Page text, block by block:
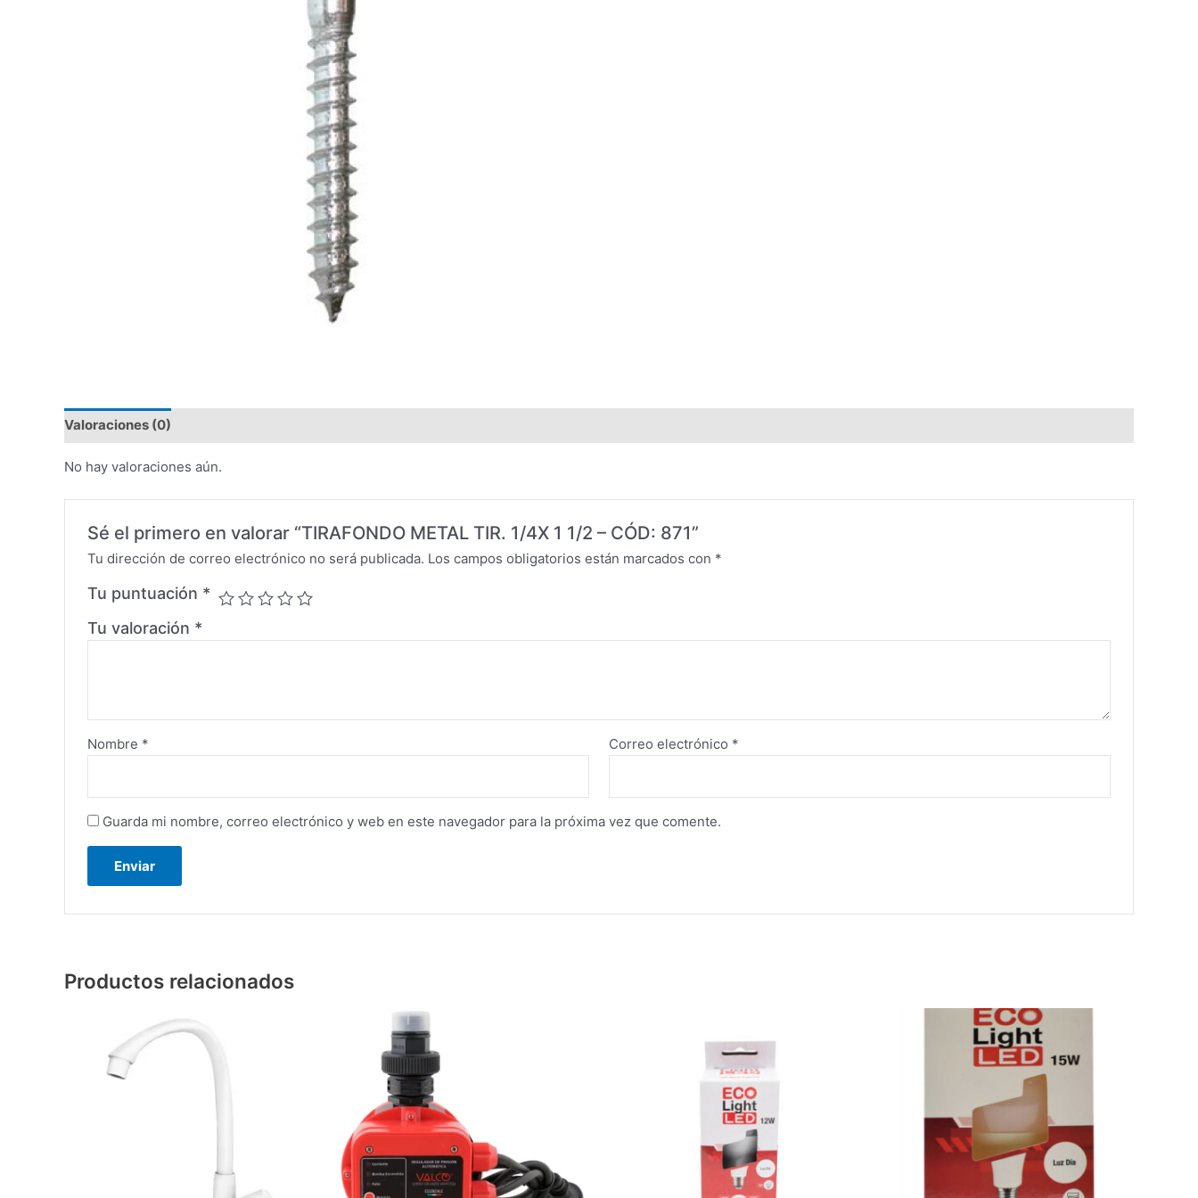
Valoraciones (0)
No hay valoraciones aún.
Sé el primero en valorar “TIRAFONDO METAL TIR. 1/4X 1 1/2 – CÓD: 871”
Tu dirección de correo electrónico no será publicada. Los campos obligatorios están marcados con *
Tu puntuación *
Tu valoración *
Nombre * Correo electrónico *
Guarda mi nombre, correo electrónico y web en este navegador para la próxima vez que comente.
Productos relacionados